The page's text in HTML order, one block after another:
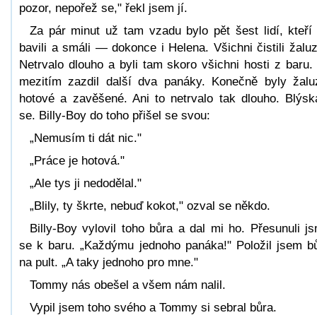
pozor, nepořež se," řekl jsem jí.
Za pár minut už tam vzadu bylo pět šest lidí, kteří
bavili a smáli — dokonce i Helena. Všichni čistili
Netrvalo dlouho a byli tam skoro všichni hosti z baru.
mezitím zazdil další dva panáky. Konečně byly
hotové a zavěšené. Ani to netrvalo tak dlouho.
se. Billy-Boy do toho přišel se svou:
„Nemusím ti dát nic."
„Práce je hotová."
„Ale tys ji nedodělal."
„Blily, ty škrte, nebuď kokot," ozval se někdo.
Billy-Boy vylovil toho bůra a dal mi ho. Přesunuli
se k baru. „Každýmu jednoho panáka!" Položil jsem
na pult. „A taky jednoho pro mne."
Tommy nás obešel a všem nám nalil.
Vypil jsem toho svého a Tommy si sebral bůra.